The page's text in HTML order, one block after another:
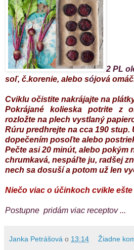
2 PL
soľ, č.korenie, alebo sójová
Cviklu očistite nakrájajte na
Pokrájané kolieska potrite z
rozložte na plech vystlaný
Rúru predhrejte na cca 190 stup.
dopečením posoľte alebo
Pečte asi 20 minút, alebo pokým
chrumkavá, nespáľte ju, radšej
nech sa dosuší a potom už len
Niečo viac o účinkoch cvikle ešte
Postupne pridám viac receptov ...
Janka Petrášová o 13:14 Žiadne